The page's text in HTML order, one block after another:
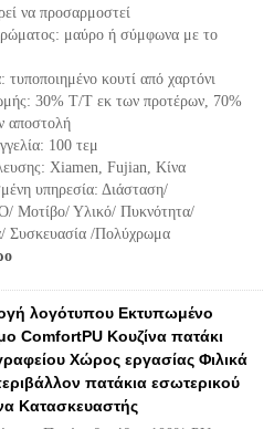
να προσαρμοστεί
μαύρο ή σύμφωνα με το
τυποποιημένο κουτί από χαρτόνι
30% T/T εκ των προτέρων, 70%
αποστολή
100 τεμ
Xiamen, Fujian, Κίνα
υπηρεσία: Διάσταση/
Υλικό/ Πυκνότητα/
Συσκευασία /Πολύχρωμα
λογότυπου Εκτυπωμένο
ComfortPU Κουζίνα πατάκι
Χώρος εργασίας Φιλικά
πατάκια εσωτερικού
Κατασκευαστής